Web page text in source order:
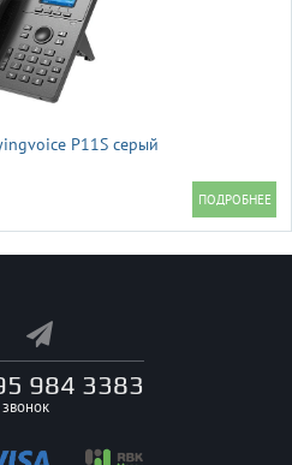
P11S серый
984 3383
звонок